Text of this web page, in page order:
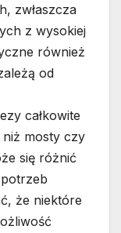
zwłaszcza
z wysokiej
również
od
całkowite
niż mosty czy
się różnić
że niektóre